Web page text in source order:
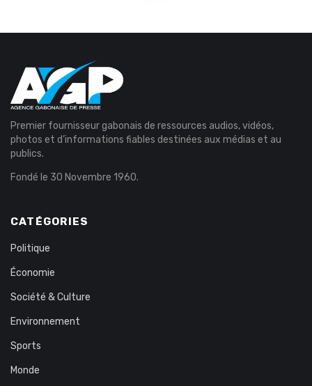
Premier fournisseur gabonais de ressources audios, vidéos,
photos et d’informations fiables destinées aux médias et au
publics.
Fondé le 30 Novembre 1960.
CATÉGORIES
Politique
Économie
Société & Culture
Environnement
Sports
Monde